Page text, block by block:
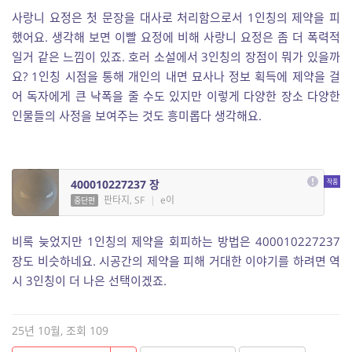
사랑니 요정은 첫 문장을 대사로 처리함으로서 1인칭의 제약을 피
했어요. 생각해 보면 이빨 요정에 비해 사랑니 요정은 좀 더 폭력적
일거 같은 느낌이 있죠. 호러 소설에서 3인칭의 장점이 뭐가 있을까
요? 1인칭 시점을 통해 개인의 내면 묘사나 정보 획득에 제약을 걸
어 독자에게 큰 낙폭을 줄 수도 있지만 이렇게 다양한 장소 다양한
인물들의 사정을 보여주는 것도 흥미롭다 생각해요.
400010227237 장
중단편 판타지, SF | e이
비록 늦었지만 1인칭의 제약을 회피하는 방법은 400010227237
장도 비슷하네요. 시공간의 제약을 피해 거대한 이야기를 하려면 역
시 3인칭이 더 나은 선택이겠죠.
25년 10월, 조회 109